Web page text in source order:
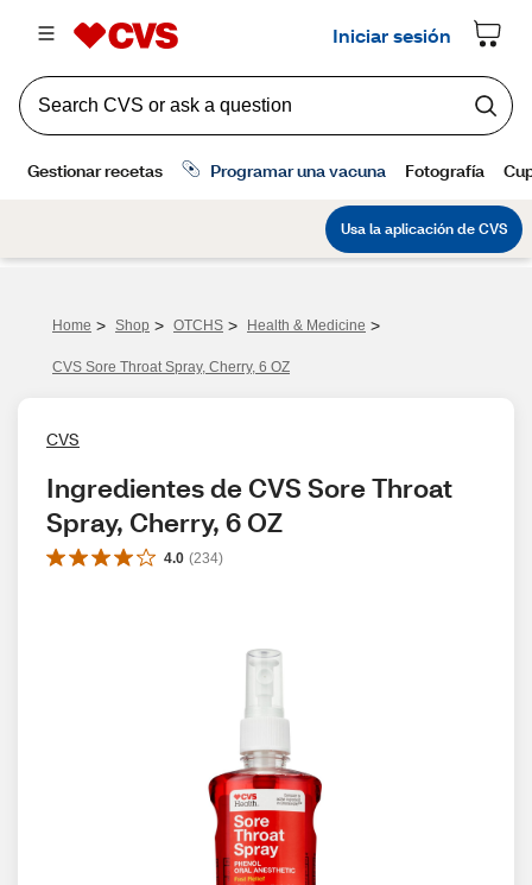
Home > Shop > OTCHS > Health & Medicine >
CVS Sore Throat Spray, Cherry, 6 OZ
CVS
Ingredientes de CVS Sore Throat
Spray, Cherry, 6 OZ
4.0 (234)